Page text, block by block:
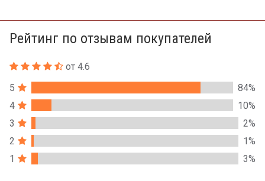
Рейтинг по отзывам покупателей
от 4.6
5
84%
4
10%
3
2%
2
1%
1
3%